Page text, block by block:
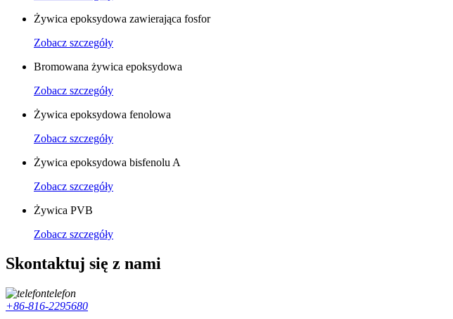
Żywica epoksydowa zawierająca fosfor
Zobacz szczegóły
Bromowana żywica epoksydowa
Zobacz szczegóły
Żywica epoksydowa fenolowa
Zobacz szczegóły
Żywica epoksydowa bisfenolu A
Zobacz szczegóły
Żywica PVB
Zobacz szczegóły
Skontaktuj się z nami
telefon
+86-816-2295680